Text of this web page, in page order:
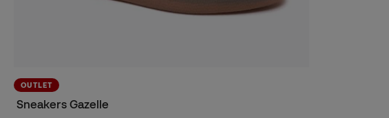
OUTLET
Sneakers Gazelle